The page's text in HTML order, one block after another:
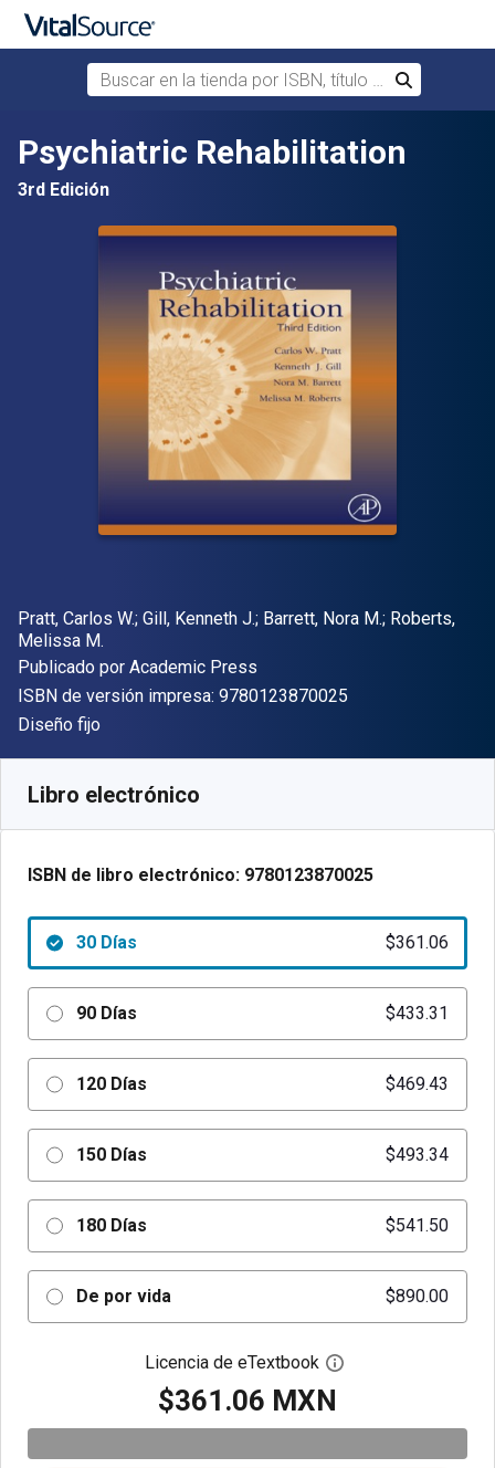
Saltar al contenido principal
Buscar en la tienda por ISBN, título o autor
Buscar
Psychiatric Rehabilitation
3rd Edición
Autor(es)
Pratt, Carlos W.; Gill, Kenneth J.; Barrett, Nora M.; Roberts,
Melissa M.
Editor
Publicado por Academic Press
ISBN de versión impresa: 9780123870025
Formato
Diseño fijo
Libro electrónico
ISBN de libro electrónico: 9780123870025
30 Días $361.06
90 Días $433.31
120 Días $469.43
150 Días $493.34
180 Días $541.50
De por vida $890.00
Licencia de eTextbook Abre el cuadro de
$361.06 MXN